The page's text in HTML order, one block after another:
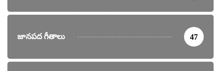
జానపద గీతాలు 47